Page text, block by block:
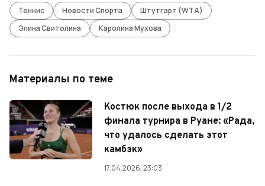
Теннис Новости Спорта
Штутгарт (WTA)
Элина Свитолина
Каролина Мухова
Материалы по теме
Костюк после выхода в 1/2
финала турнира в Руане: «Рада,
что удалось сделать этот
камбэк»
17.04.2026, 23:03